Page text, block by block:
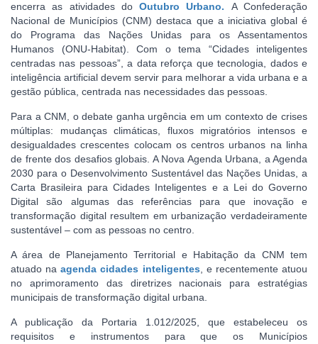
encerra as atividades doOutubro Urbano. A Confederação
Nacional de Municípios (CNM) destaca que a iniciativa global é
do Programa das Nações Unidas para os Assentamentos
Humanos (ONU-Habitat). Com o tema “Cidades inteligentes
centradas nas pessoas”, a data reforça que tecnologia, dados e
inteligência artificial devem servir para melhorar a vida urbana e a
gestão pública, centrada nas necessidades das pessoas.
Para a CNM, o debate ganha urgência em um contexto de crises
múltiplas: mudanças climáticas, fluxos migratórios intensos e
desigualdades crescentes colocam os centros urbanos na linha
de frente dos desafios globais. A Nova Agenda Urbana, a Agenda
2030 para o Desenvolvimento Sustentável das Nações Unidas, a
Carta Brasileira para Cidades Inteligentes e a Lei do Governo
Digital são algumas das referências para que inovação e
transformação digital resultem em urbanização verdadeiramente
sustentável – com as pessoas no centro.
A área de Planejamento Territorial e Habitação da CNM tem
atuado naagenda cidades inteligentes, e recentemente atuou
no aprimoramento das diretrizes nacionais para estratégias
municipais de transformação digital urbana.
A publicação da Portaria 1.012/2025, que estabeleceu os
requisitos e instrumentos para que os Municípios